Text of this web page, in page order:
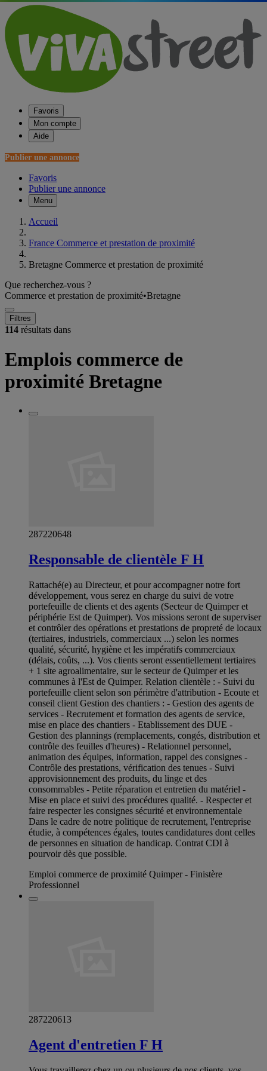
Favoris
Mon compte
Aide
Publier une annonce
Favoris
Publier une annonce
Menu
Accueil
France Commerce et prestation de proximité
Bretagne Commerce et prestation de proximité
Que recherchez-vous ?
Commerce et prestation de proximité•Bretagne
Filtres
114 résultats dans
Emplois commerce de
proximité Bretagne
287220648
Responsable de clientèle F H
Rattaché(e) au Directeur, et pour accompagner notre fort
développement, vous serez en charge du suivi de votre
portefeuille de clients et des agents (Secteur de Quimper et
périphérie Est de Quimper). Vos missions seront de superviser
et contrôler des opérations et prestations de propreté de locaux
(tertiaires, industriels, commerciaux ...) selon les normes
qualité, sécurité, hygiène et les impératifs commerciaux
(délais, coûts, ...). Vos clients seront essentiellement tertiaires
+ 1 site agroalimentaire, sur le secteur de Quimper et les
communes à l'Est de Quimper. Relation clientèle : - Suivi du
portefeuille client selon son périmètre d'attribution - Ecoute et
conseil client Gestion des chantiers : - Gestion des agents de
services - Recrutement et formation des agents de service,
mise en place des chantiers - Etablissement des DUE -
Gestion des plannings (remplacements, congés, distribution et
contrôle des feuilles d'heures) - Relationnel personnel,
animation des équipes, information, rappel des consignes -
Contrôle des prestations, vérification des tenues - Suivi
approvisionnement des produits, du linge et des
consommables - Petite réparation et entretien du matériel -
Mise en place et suivi des procédures qualité. - Respecter et
faire respecter les consignes sécurité et environnementale
Dans le cadre de notre politique de recrutement, l'entreprise
étudie, à compétences égales, toutes candidatures dont celles
de personnes en situation de handicap. Contrat CDI à
pourvoir dès que possible.
Emploi commerce de proximité Quimper - Finistère
Professionnel
287220613
Agent d'entretien F H